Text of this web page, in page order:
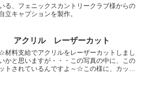
る、フェニックスカントリークラブ様からの
立キャプションを製作。
アクリル レーザーカット
材料支給でアクリルをレーザーカットしまし
かと思いますが・・・この写真の中に、この
トされているんですよ～☆この様に、カット